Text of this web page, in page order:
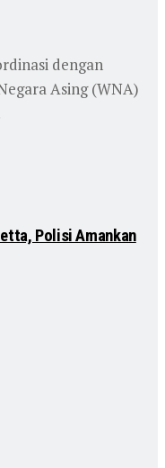
dengan
Asing (WNA)
Polisi Amankan